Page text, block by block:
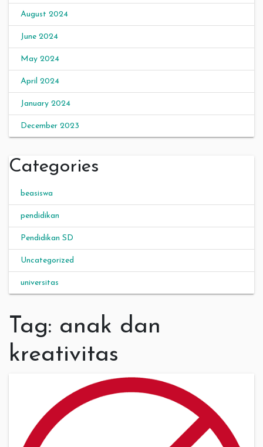
August 2024
June 2024
May 2024
April 2024
January 2024
December 2023
Categories
beasiswa
pendidikan
Pendidikan SD
Uncategorized
universitas
Tag: anak dan
kreativitas